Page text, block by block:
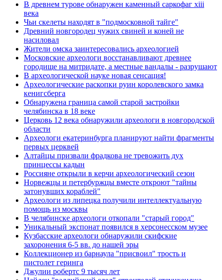
В древнем турове обнаружен каменный саркофаг xiii
века
Чьи скелеты находят в "подмосковной тайге"
Древний новгородец чужих свиней и коней не
насиловал
Жители омска заинтересовались археологией
Московские археологи восстанавливают древнее
городище на митридате, а местные вандалы - разрушают
В археологической науке новая сенсация!
Археологические раскопки руин королевского замка
кенигсберга
Обнаружена граница самой старой застройки
челябинска в 18 веке
Церковь 12 века обнаружили археологи в новгородской
области
Археологи екатеринбурга планируют найти фрагменты
первых церквей
Алтайцы призвали фрадкова не тревожить дух
принцессы кадын
Россияне открыли в керчи археологический сезон
Норвежцы и петербуржцы вместе откроют "тайны
затонувших кораблей"
Археологи из липецка получили интеллектуальную
помощь из москвы
В челябинске археологи откопали "старый город"
Уникальный экспонат появился в херсонесском музее
Кузбасские археологи обнаружили скифские
захоронения 6-5 вв. до нашей эры
Коллекционер из барнаула "присвоил" трость и
пистолет геринга
Джулии робертс 9 тысяч лет